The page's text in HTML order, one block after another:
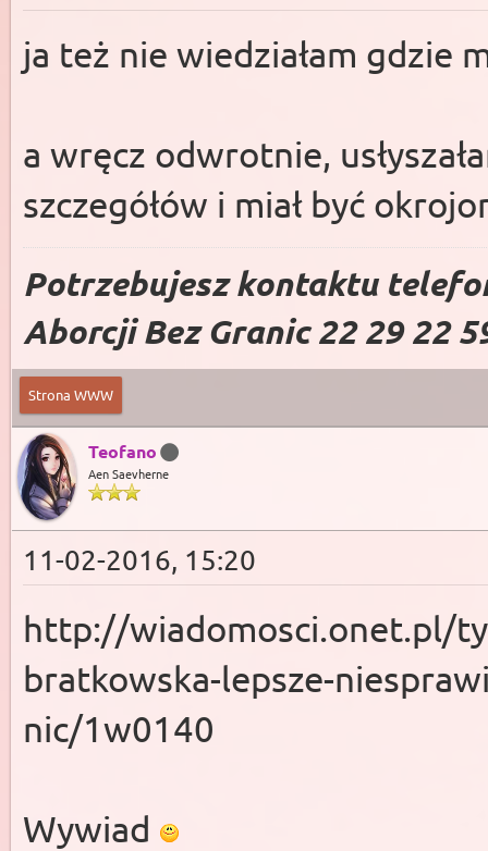
ja też nie wiedziałam gdzie
a wręcz odwrotnie,
szczegółów i miał być
Potrzebujesz kontaktu
Aborcji Bez Granic 22 29 22
Strona WWW
Teofano
Aen Saevherne
11-02-2016, 15:20
http://wiadomosci.onet.pl/
bratkowska-lepsze-
nic/1w0140
Wywiad